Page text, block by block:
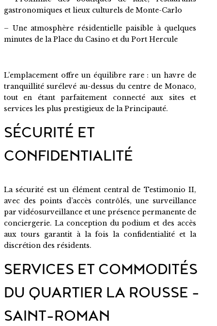
gastronomiques et lieux culturels de Monte-Carlo
– Une atmosphère résidentielle paisible à quelques
minutes de la Place du Casino et du Port Hercule
L’emplacement offre un équilibre rare : un havre de
tranquillité surélevé au-dessus du centre de Monaco,
tout en étant parfaitement connecté aux sites et
services les plus prestigieux de la Principauté.
SÉCURITÉ ET
CONFIDENTIALITÉ
La sécurité est un élément central de Testimonio II,
avec des points d’accès contrôlés, une surveillance
par vidéosurveillance et une présence permanente de
conciergerie. La conception du podium et des accès
aux tours garantit à la fois la confidentialité et la
discrétion des résidents.
SERVICES ET COMMODITÉS
DU QUARTIER LA ROUSSE –
SAINT-ROMAN